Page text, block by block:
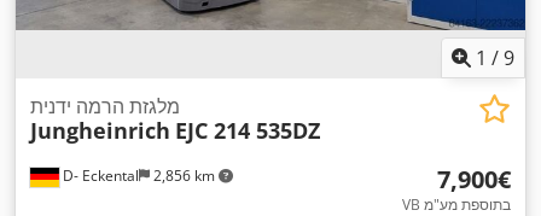
1 /9
D- Eckental 2,856 km
מלגזת הרמה ידנית
Jungheinrich EJC 214 535DZ
‏7,900 ‏€
VB בתוספת מע"מ